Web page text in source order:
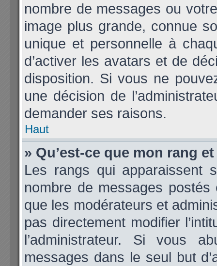
nombre de messages ou
image plus grande, connue
unique et personnelle à
d’activer les avatars et de
disposition. Si vous ne
une décision de
demander ses raisons.
Haut
» Qu’est-ce que mon rang
Les rangs qui apparaissent
nombre de messages
que les modérateurs et
pas directement modifier
l’administrateur. Si vous
messages dans le seul but